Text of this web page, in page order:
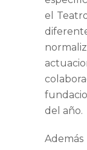
el
del año.